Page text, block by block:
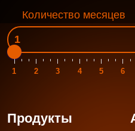
Количество месяцев
1 2 3 4 5 6
Продукты